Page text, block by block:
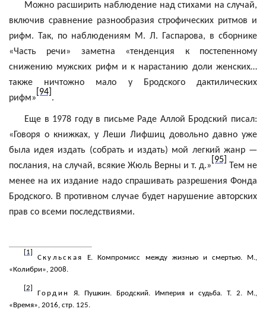
Можно расширить наблюдение над стихами на случай,
включив сравнение разнообразия строфических ритмов и
рифм. Так, по наблюдениям М. Л.
Гаспарова, в сборнике
«Часть речи» заметна «тенденция к постепенному
снижению мужских рифм и к нарастанию доли женских…
также ничтожно мало у Бродского дактилических
рифм»
[94]
.
Еще в 1978 году в письме Раде Аллой Бродский писал:
«Говоря о книжках, у Леши Лифшиц довольно давно уже
была идея издать (собрать и издать) мой легкий жанр —
послания, на случай, всякие Жюль Верны и т. д.»
[95]
Тем не
менее на их издание надо спрашивать разрешения Фонда
Бродского. В противном случае будет нарушение авторских
прав со всеми последствиями.
[1]
Скульская
Е. Компромисс между жизнью и смертью. М.,
«Колибри», 2008.
[2]
Гордин
Я. Пушкин. Бродский. Империя и судьба. Т. 2. М.,
«Время», 2016, стр. 125.